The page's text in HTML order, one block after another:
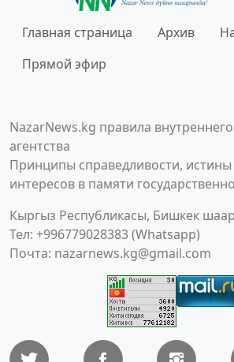
Главная страница Архив
Прямой эфир
NazarNews.kg правила
агентства
Принципы справедливости,
интересов в памяти
Кыргыз Республикасы, Бишкек
Тел: +996779028383 (Whatsapp)
Почта: nazarnews.kg@gmail.com